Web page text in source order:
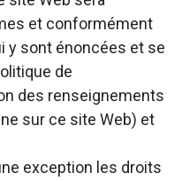
et conformément
y sont énoncées et se
de
des renseignements
sur ce site Web) et
exception les droits